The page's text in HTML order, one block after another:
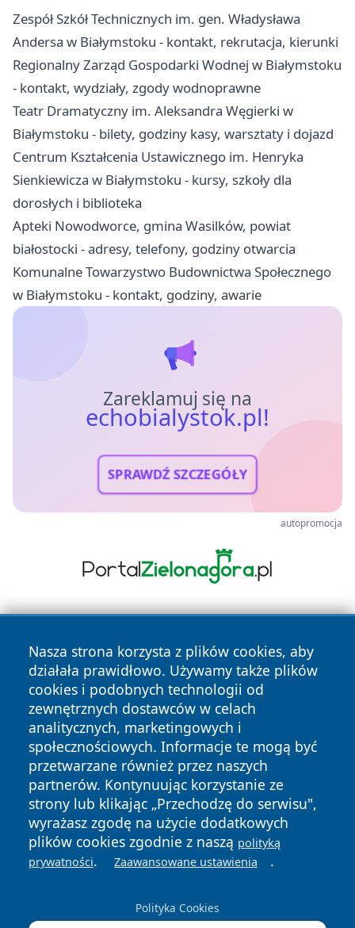
Zespół Szkół Technicznych im. gen. Władysława
Andersa w Białymstoku - kontakt, rekrutacja, kierunki
Regionalny Zarząd Gospodarki Wodnej w Białymstoku
- kontakt, wydziały, zgody wodnoprawne
Teatr Dramatyczny im. Aleksandra Węgierki w
Białymstoku - bilety, godziny kasy, warsztaty i dojazd
Centrum Kształcenia Ustawicznego im. Henryka
Sienkiewicza w Białymstoku - kursy, szkoły dla
dorosłych i biblioteka
Apteki Nowodworce, gmina Wasilków, powiat
białostocki - adresy, telefony, godziny otwarcia
Komunalne Towarzystwo Budownictwa Społecznego
w Białymstoku - kontakt, godziny, awarie
Zareklamuj się na
echobialystok.pl!
SPRAWDŹ SZCZEGÓŁY
autopromocja
Nasza strona korzysta z plików cookies, aby
działała prawidłowo. Używamy także plików
cookies i podobnych technologii od
zewnętrznych dostawców w celach
analitycznych, marketingowych i
społecznościowych. Informacje te mogą być
przetwarzane również przez naszych
partnerów. Kontynuując korzystanie ze
strony lub klikając „Przechodzę do serwisu",
wyrażasz zgodę na użycie dodatkowych
plików cookies zgodnie z naszą polityką
prywatności. Zaawansowane ustawienia .
Polityka Cookies
Copyright © 2026 echobialystok.pl Wszystkie prawa
zastrzeżone.
News Autorzy
Polityka
Prywatności
Polityka
Cookies